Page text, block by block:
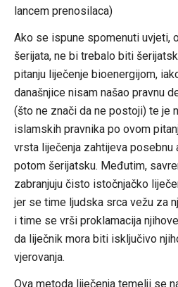
lancem prenosilaca)
Ako se ispune spomenuti uvjeti,
šerijata, ne bi trebalo biti
pitanju liječenje bioenergijom,
današnjice nisam našao pravnu
(što ne znači da ne postoji) te je
islamskih pravnika po ovom
vrsta liječenja zahtijeva posebnu
potom šerijatsku. Međutim,
zabranjuju čisto istočnjačko
jer se time ljudska srca vežu za
i time se vrši proklamacija
da liječnik mora biti isključivo
vjerovanja.
Ova metoda liječenja temelji se